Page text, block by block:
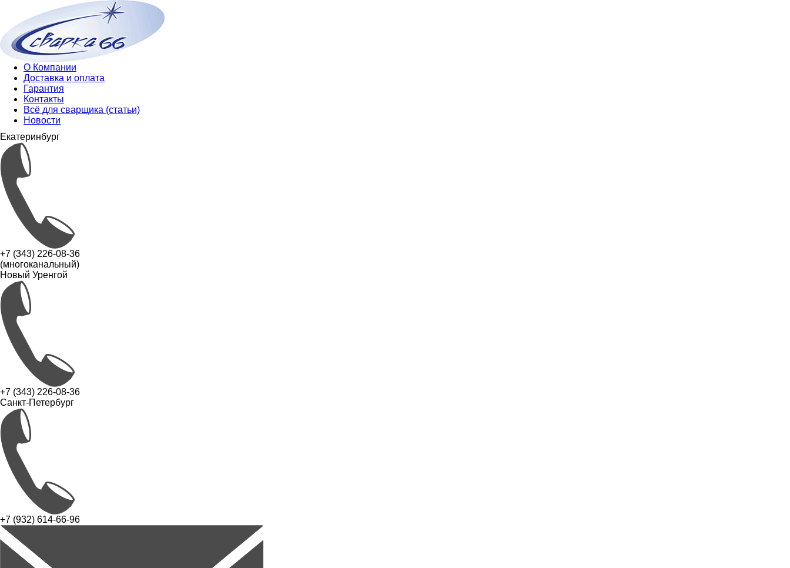
О Компании
Доставка и оплата
Гарантия
Контакты
Всё для сварщика (статьи)
Новости
Екатеринбург
+7 (343) 226-08-36
(многоканальный)
Новый Уренгой
+7 (343) 226-08-36
Санкт-Петербург
+7 (932) 614-66-96